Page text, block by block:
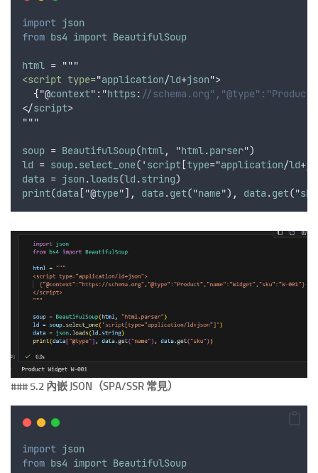
import json
from bs4 import BeautifulSoup
html = """
<script type="application/ld+json">
{"@context":"https: //
</script>
"""
soup = BeautifulSoup(html, "html.parser")
ld = soup.select_one(' script [type="application/ld+
data = json .loads(ld .string)
print(data ["@type"] , data .get("name") , data .get("sku
### 5.2 內嵌 JSON（SPA/SSR 常見）
import json
from bs4 import BeautifulSoup